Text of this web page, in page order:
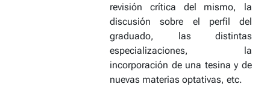
revisión crítica del mismo, la
discusión sobre el perfil del
graduado, las distintas
especializaciones, la
incorporación de una tesina y de
nuevas materias optativas, etc.